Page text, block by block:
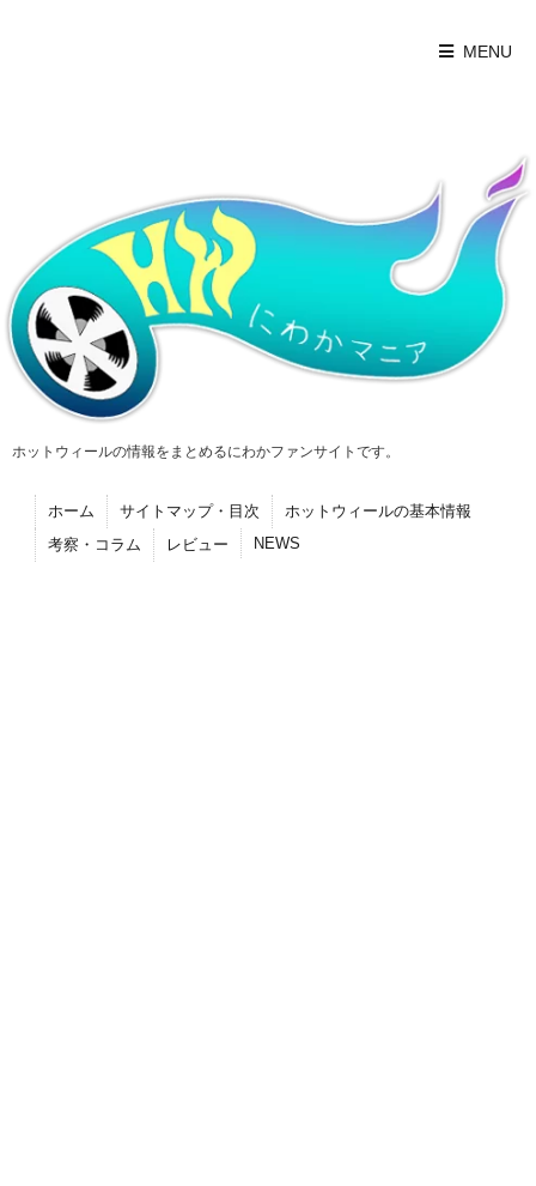
MENU
ホットウィールの情報をまとめるにわかファンサイトです。
ホーム サイトマップ・目次
ホットウィールの基本情報
考察・コラム
レビュー NEWS